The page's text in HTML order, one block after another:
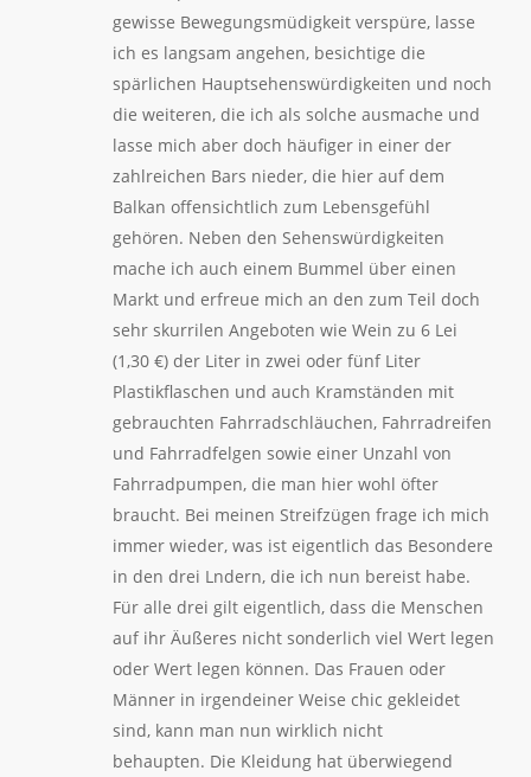
gewisse Bewegungsmüdigkeit verspüre, lasse
ich es langsam angehen, besichtige die
spärlichen Hauptsehenswürdigkeiten und noch
die weiteren, die ich als solche ausmache und
lasse mich aber doch häufiger in einer der
zahlreichen Bars nieder, die hier auf dem
Balkan offensichtlich zum Lebensgefühl
gehören. Neben den Sehenswürdigkeiten
mache ich auch einem Bummel über einen
Markt und erfreue mich an den zum Teil doch
sehr skurrilen Angeboten wie Wein zu 6 Lei
(1,30 €) der Liter in zwei oder fünf Liter
Plastikflaschen und auch Kramständen mit
gebrauchten Fahrradschläuchen, Fahrradreifen
und Fahrradfelgen sowie einer Unzahl von
Fahrradpumpen, die man hier wohl öfter
braucht. Bei meinen Streifzügen frage ich mich
immer wieder, was ist eigentlich das Besondere
in den drei Lndern, die ich nun bereist habe.
Für alle drei gilt eigentlich, dass die Menschen
auf ihr Äußeres nicht sonderlich viel Wert legen
oder Wert legen können. Das Frauen oder
Männer in irgendeiner Weise chic gekleidet
sind, kann man nun wirklich nicht
behaupten. Die Kleidung hat überwiegend